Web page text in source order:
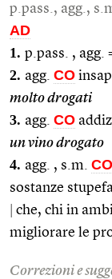
p.pass., agg.,
AD
1. p.pass. , agg.
2. agg. CO
molto drogati
3. agg. CO
un vino drogato
4. agg. , s.m. CO
sostanze
che, chi in
migliorare le
Correzioni e